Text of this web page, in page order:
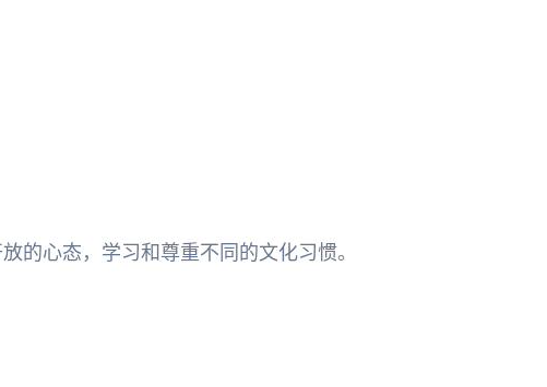
的心态，学习和尊重不同的文化习惯。